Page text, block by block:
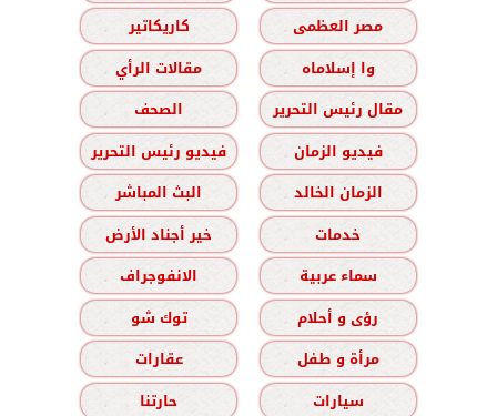
مصر العظمى
كاريكاتير
وا إسلاماه
مقالات الرأي
مقال رئيس التحرير
الصحف
فيديو الزمان
فيديو رئيس التحرير
الزمان الخالد
البث المباشر
خدمات
خير أجناد الأرض
سماء عربية
الانفوجراف
رؤى و أحلام
توك شو
مرأة و طفل
عقارات
سيارات
حارتنا